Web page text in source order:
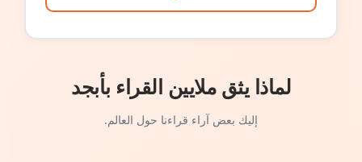
لماذا يثق ملايين القراء بأبجد
إليك بعض آراء قراءنا حول العالم.